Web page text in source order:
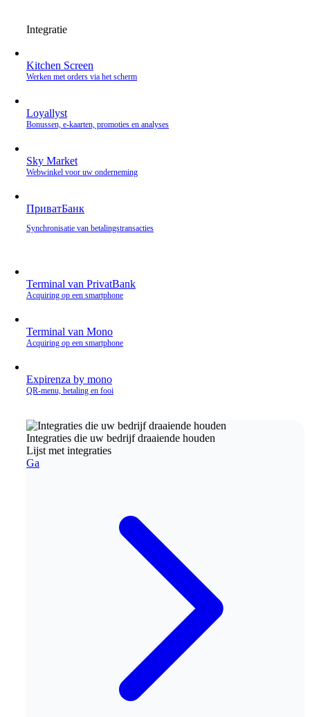
Integratie
Kitchen Screen
Werken met orders via het scherm
Loyallyst
Bonussen, e‑kaarten, promoties en analyses
Sky Market
Webwinkel voor uw onderneming
ПриватБанк
Synchronisatie van betalingstransacties
Terminal van PrivatBank
Acquiring op een smartphone
Terminal van Mono
Acquiring op een smartphone
Expirenza by mono
QR‑menu, betaling en fooi
Integraties die uw bedrijf draaiende houden
Lijst met integraties
Ga